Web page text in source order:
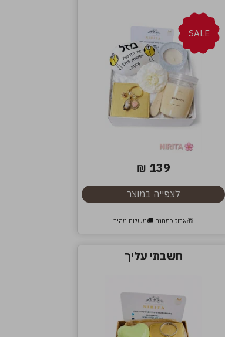
SALE
139
₪
לצפייה במוצר
🎁ארוז כמתנה 🚚משלוח מהיר
חשבתי עליך